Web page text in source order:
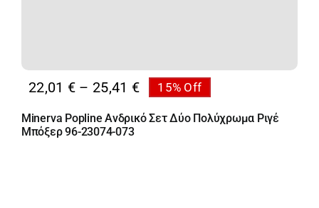
22,01 € – 25,41 €Price
22,01 €
15% Off
Minerva Popline Ανδρικό Σετ Δύο Πολύχρωμα Ριγέ
Μπόξερ 96-23074-073